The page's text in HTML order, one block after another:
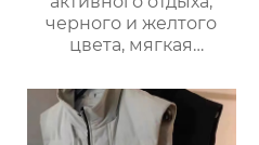
черного и желтого
цвета, мягкая